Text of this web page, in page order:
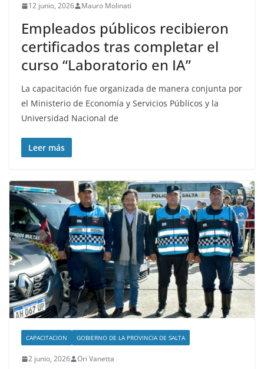
12 junio, 2026 Mauro Molinati
Empleados públicos recibieron
certificados tras completar el
curso “Laboratorio en IA”
La capacitación fue organizada de manera conjunta por
el Ministerio de Economía y Servicios Públicos y la
Universidad Nacional de
Leer más
CAPACITACION GOBIERNO DE LA PROVINCIA DE SALTA
2 junio, 2026 Ori Vanetta